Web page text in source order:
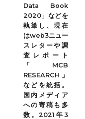
Data Book
2020」などを
執筆し、現在
はweb3ニュー
スレターや調
査レポート
「MCB
RESEARCH」
などを統括。
国内メディア
への寄稿も多
数。2021年3